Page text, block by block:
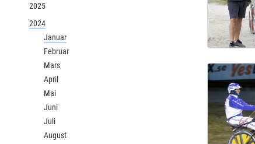
2025
2024
Januar
Februar
Mars
April
Mai
Juni
Juli
August